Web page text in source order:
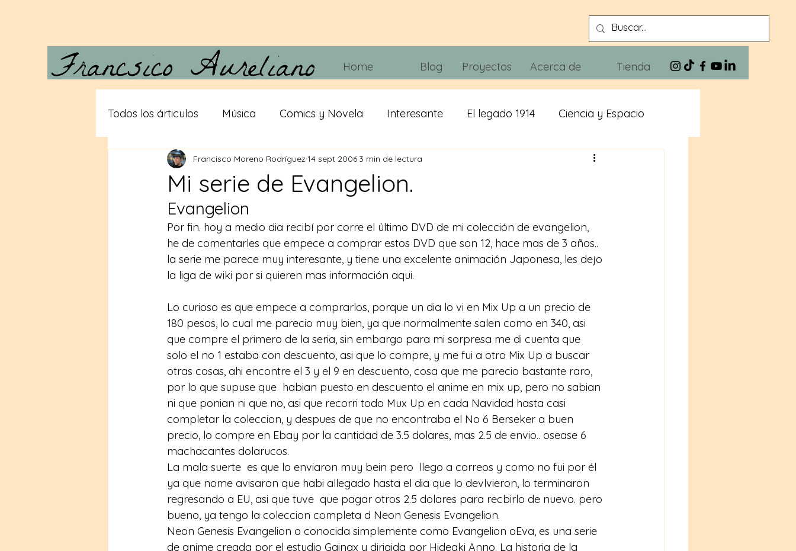
Home Blog Proyectos Acerca de Tienda
Todos los árticulos Música Comics y Novela Interesante El legado 1914 Ciencia y Espacio
Carta a Vera Desde las tripas Juegos Tecnología Xivra The Blues
Gigantes Teorias conspiracion
Mi serie de Evangelion.
Francisco Moreno Rodríguez 14 sept 2006 3 min de lectura
Evangelion
Por fin. hoy a medio dia recibí por corre el último DVD de mi colección de evangelion,
he de comentarles que empece a comprar estos DVD que son 12, hace mas de 3 años..
la serie me parece muy interesante, y tiene una excelente animación Japonesa, les dejo
la liga de wiki por si quieren mas información aqui.
Lo curioso es que empece a comprarlos, porque un dia lo vi en Mix Up a un precio de
180 pesos, lo cual me parecio muy bien, ya que normalmente salen como en 340, asi
que compre el primero de la seria, sin embargo para mi sorpresa me di cuenta que
solo el no 1 estaba con descuento, asi que lo compre, y me fui a otro Mix Up a buscar
otras cosas, ahi encontre el 3 y el 9 en descuento, cosa que me parecio bastante raro,
por lo que supuse que  habian puesto en descuento el anime en mix up, pero no sabian
ni que ponian ni que no, asi que recorri todo Mux Up en cada Navidad hasta casi
completar la coleccion, y despues de que no encontraba el No 6 Berseker a buen
precio, lo compre en Ebay por la cantidad de 3.5 dolares, mas 2.5 de envio.. osease 6
machacantes dolarucos.
La mala suerte  es que lo enviaron muy bein pero  llego a correos y como no fui por él
ya que nome avisaron que habi allegado hasta el dia que lo devlvieron, lo terminaron
regresando a EU, asi que tuve  que pagar otros 2.5 dolares para recbirlo de nuevo. pero
bueno, ya tengo la coleccion completa d Neon Genesis Evangelion.
Neon Genesis Evangelion o conocida simplemente como Evangelion oEva, es una serie
de anime creada por el estudio Gainax y dirigida por Hideaki Anno. La historia de la